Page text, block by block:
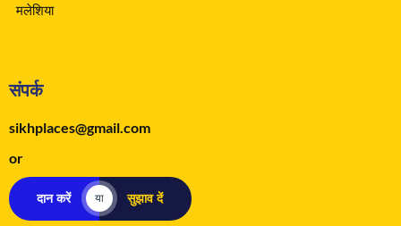
मलेशिया
संपर्क
sikhplaces@gmail.com
or
दान करें या सुझाव दें